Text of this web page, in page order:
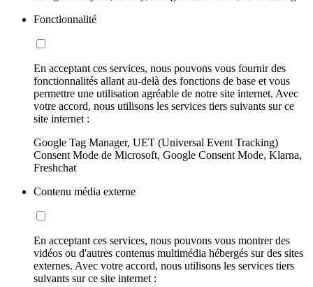
Fonctionnalité
En acceptant ces services, nous pouvons vous fournir des
fonctionnalités allant au-delà des fonctions de base et vous
permettre une utilisation agréable de notre site internet. Avec
votre accord, nous utilisons les services tiers suivants sur ce
site internet :
Google Tag Manager, UET (Universal Event Tracking)
Consent Mode de Microsoft, Google Consent Mode, Klarna,
Freshchat
Contenu média externe
En acceptant ces services, nous pouvons vous montrer des
vidéos ou d'autres contenus multimédia hébergés sur des sites
externes. Avec votre accord, nous utilisons les services tiers
suivants sur ce site internet :